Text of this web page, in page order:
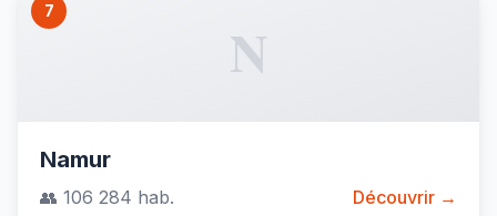
7
N
Namur
👥 106 284 hab. Découvrir →